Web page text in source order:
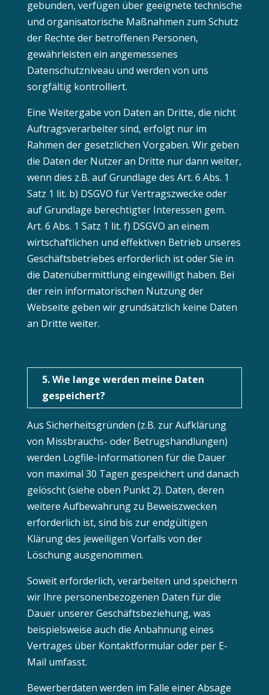
gebunden, verfügen über geeignete technische
und organisatorische Maßnahmen zum Schutz
der Rechte der betroffenen Personen,
gewährleisten ein angemessenes
Datenschutzniveau und werden von uns
sorgfältig kontrolliert.
Eine Weitergabe von Daten an Dritte, die nicht
Auftragsverarbeiter sind, erfolgt nur im
Rahmen der gesetzlichen Vorgaben. Wir geben
die Daten der Nutzer an Dritte nur dann weiter,
wenn dies z.B. auf Grundlage des Art. 6 Abs. 1
Satz 1 lit. b) DSGVO für Vertragszwecke oder
auf Grundlage berechtigter Interessen gem.
Art. 6 Abs. 1 Satz 1 lit. f) DSGVO an einem
wirtschaftlichen und effektiven Betrieb unseres
Geschäftsbetriebes erforderlich ist oder Sie in
die Datenübermittlung eingewilligt haben. Bei
der rein informatorischen Nutzung der
Webseite geben wir grundsätzlich keine Daten
an Dritte weiter.
5. Wie lange werden meine Daten
gespeichert?
Aus Sicherheitsgründen (z.B. zur Aufklärung
von Missbrauchs- oder Betrugshandlungen)
werden Logfile-Informationen für die Dauer
von maximal 30 Tagen gespeichert und danach
gelöscht (siehe oben Punkt 2). Daten, deren
weitere Aufbewahrung zu Beweiszwecken
erforderlich ist, sind bis zur endgültigen
Klärung des jeweiligen Vorfalls von der
Löschung ausgenommen.
Soweit erforderlich, verarbeiten und speichern
wir Ihre personenbezogenen Daten für die
Dauer unserer Geschäftsbeziehung, was
beispielsweise auch die Anbahnung eines
Vertrages über Kontaktformular oder per E-
Mail umfasst.
Bewerberdaten werden im Falle einer Absage